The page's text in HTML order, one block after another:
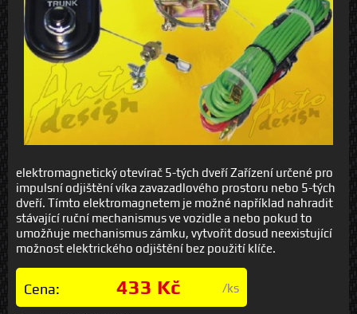
elektromagnetický otevírač 5-tých dveří Zařízení určené pro
impulsní odjištění víka zavazadlového prostoru nebo 5-tých
dveří. Tímto elektromagnetem je možné například nahradit
stávající ruční mechanismus ve vozidle a nebo pokud to
umožňuje mechanismus zámku, vytvořit dosud neexistující
možnost elektrického odjištění bez použití klíče.
Cena: 433 Kč /ks